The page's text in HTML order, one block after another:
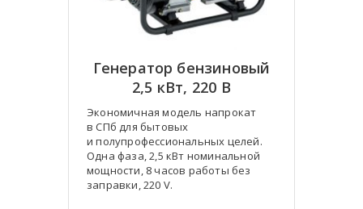
Генератор бензиновый
2,5 кВт, 220 В
Экономичная модель напрокат
в СПб для бытовых
и полупрофессиональных целей.
Одна фаза, 2,5 кВт номинальной
мощности, 8 часов работы без
заправки, 220 V.